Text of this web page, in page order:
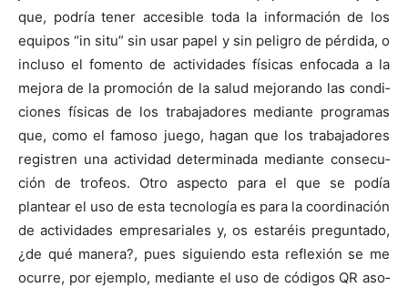
que, podría ten­er acce­si­ble toda la infor­ma­ción de los
equipos “in situ” sin usar papel y sin peli­gro de pér­di­da, o
inclu­so el fomen­to de activi­dades físi­cas enfo­ca­da a la
mejo­ra de la pro­mo­ción de la salud mejo­ran­do las condi­
ciones físi­cas de los tra­ba­jadores medi­ante pro­gra­mas
que, como el famoso juego, hagan que los tra­ba­jadores
reg­istren una activi­dad deter­mi­na­da medi­ante con­se­cu­
ción de tro­feos. Otro aspec­to para el que se podía
plantear el uso de esta tec­nología es para la coor­di­nación
de activi­dades empre­sar­i­ales y, os estaréis pre­gun­ta­do,
¿de qué man­era?, pues sigu­ien­do esta reflex­ión se me
ocurre, por ejem­p­lo, medi­ante el uso de códi­gos QR aso­